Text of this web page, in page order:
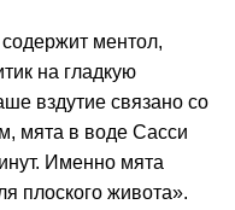
ментол,
на гладкую
вздутие связано со
мята в воде Сасси
Именно мята
плоского живота».